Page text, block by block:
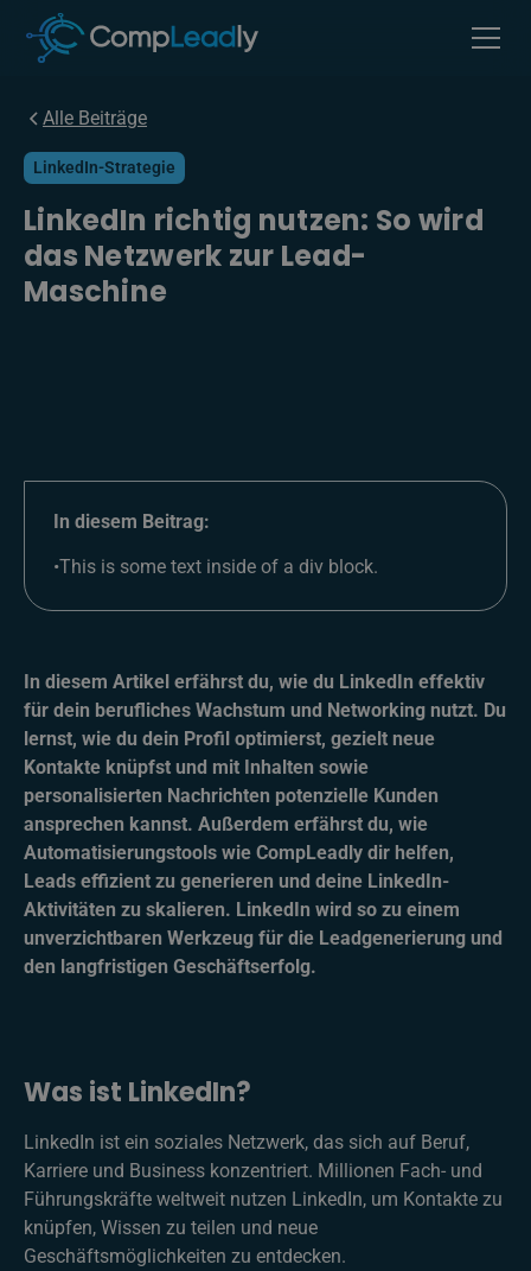
Alle Beiträge
LinkedIn-Strategie
LinkedIn richtig nutzen: So wird
das Netzwerk zur Lead-
Maschine
In diesem Beitrag:
•This is some text inside of a div block.
In diesem Artikel erfährst du, wie du LinkedIn effektiv
für dein berufliches Wachstum und Networking nutzt. Du
lernst, wie du dein Profil optimierst, gezielt neue
Kontakte knüpfst und mit Inhalten sowie
personalisierten Nachrichten potenzielle Kunden
ansprechen kannst. Außerdem erfährst du, wie
Automatisierungstools wie CompLeadly dir helfen,
Leads effizient zu generieren und deine LinkedIn-
Aktivitäten zu skalieren. LinkedIn wird so zu einem
unverzichtbaren Werkzeug für die Leadgenerierung und
den langfristigen Geschäftserfolg.
Was ist LinkedIn?
LinkedIn ist ein soziales Netzwerk, das sich auf Beruf,
Karriere und Business konzentriert. Millionen Fach- und
Führungskräfte weltweit nutzen LinkedIn, um Kontakte zu
knüpfen, Wissen zu teilen und neue
Geschäftsmöglichkeiten zu entdecken.